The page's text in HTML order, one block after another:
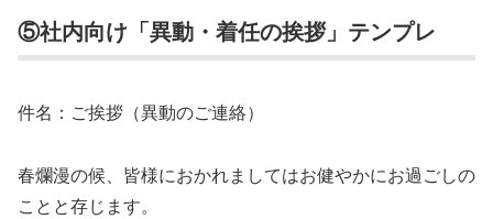
⑤社内向け「異動・着任の挨拶」テンプレ
件名：ご挨拶（異動のご連絡）
春爛漫の候、皆様におかれましてはお健やかにお過ごしの
ことと存じます。